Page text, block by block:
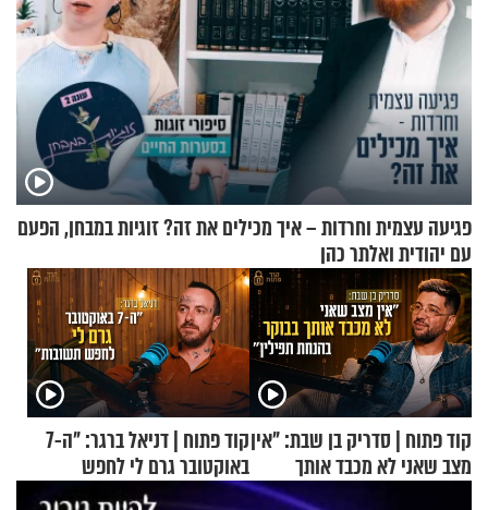
פגיעה עצמית וחרדות – איך מכילים את זה? זוגיות במבחן, הפעם
עם יהודית ואלתר כהן
קוד פתוח | סדריק בן שבת: "אין
מצב שאני לא מכבד אותך
קוד פתוח | דניאל ברגר: "ה-7
באוקטובר גרם לי לחפש
תשובות"